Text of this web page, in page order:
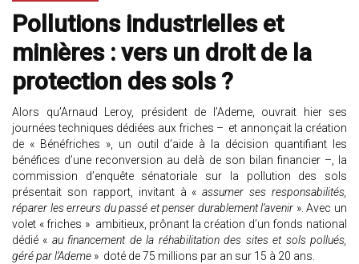
Pollutions industrielles et
minières : vers un droit de la
protection des sols ?
Alors qu’Arnaud Leroy, président de l’Ademe, ouvrait hier ses
journées techniques dédiées aux friches – et annonçait la création
de « Bénéfriches », un outil d’aide à la décision quantifiant les
bénéfices d’une reconversion au delà de son bilan financier –, la
commission d’enquête sénatoriale sur la pollution des sols
présentait son rapport, invitant à «assumer ses responsabilités,
réparer les erreurs du passé et penser durablement l’avenir ». Avec un
volet « friches » ambitieux, prônant la création d’un fonds national
dédié « au financement de la réhabilitation des sites et sols pollués,
géré par l’Ademe » doté de 75 millions par an sur 15 à 20 ans.